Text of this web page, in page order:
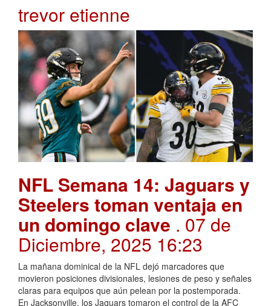
trevor etienne
NFL Semana 14: Jaguars y
Steelers toman ventaja en
un domingo clave . 07 de
Diciembre, 2025 16:23
La mañana dominical de la NFL dejó marcadores que
movieron posiciones divisionales, lesiones de peso y señales
claras para equipos que aún pelean por la postemporada.
En Jacksonville, los Jaguars tomaron el control de la AFC